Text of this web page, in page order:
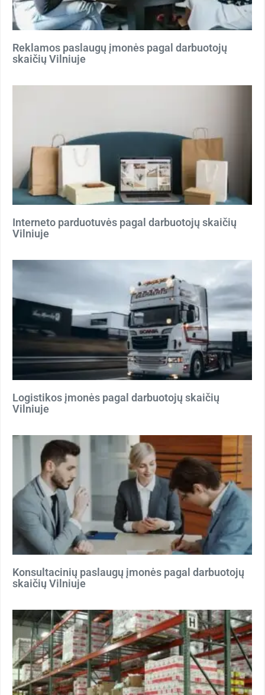
Reklamos paslaugų įmonės pagal darbuotojų
skaičių Vilniuje
Interneto parduotuvės pagal darbuotojų skaičių
Vilniuje
Logistikos įmonės pagal darbuotojų skaičių
Vilniuje
Konsultacinių paslaugų įmonės pagal darbuotojų
skaičių Vilniuje